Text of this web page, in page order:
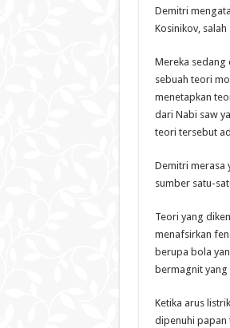
Demitri
Kosinikov,
Mereka sedang
sebuah teori
menetapkan
dari Nabi saw
teori tersebut
Demitri merasa
sumber satu-
Teori yang
menafsirkan
berupa bola
bermagnit
Ketika arus
dipenuhi papan